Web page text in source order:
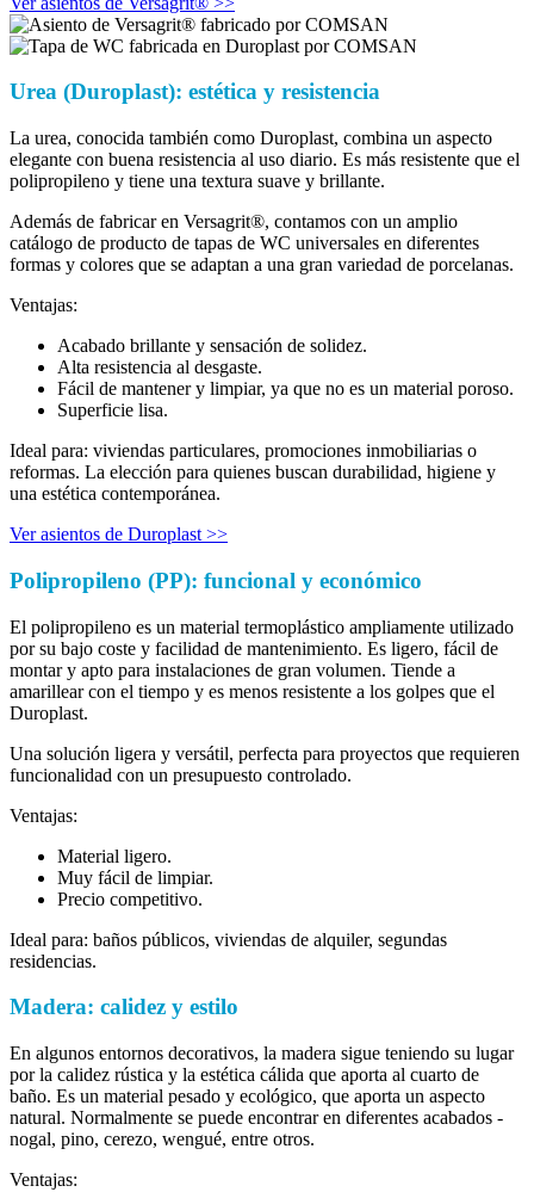
Urea (Duroplast): estética y resistencia
La urea, conocida también como Duroplast, combina un aspecto
elegante con buena resistencia al uso diario. Es más resistente que el
polipropileno y tiene una textura suave y brillante.
Además de fabricar en Versagrit®, contamos con un amplio
catálogo de producto de tapas de WC universales en diferentes
formas y colores que se adaptan a una gran variedad de porcelanas.
Ventajas:
Acabado brillante y sensación de solidez.
Alta resistencia al desgaste.
Fácil de mantener y limpiar, ya que no es un material poroso.
Superficie lisa.
Ideal para: viviendas particulares, promociones inmobiliarias o
reformas. La elección para quienes buscan durabilidad, higiene y
una estética contemporánea.
Ver asientos de Duroplast >>
Polipropileno (PP): funcional y económico
El polipropileno es un material termoplástico ampliamente utilizado
por su bajo coste y facilidad de mantenimiento. Es ligero, fácil de
montar y apto para instalaciones de gran volumen. Tiende a
amarillear con el tiempo y es menos resistente a los golpes que el
Duroplast.
Una solución ligera y versátil, perfecta para proyectos que requieren
funcionalidad con un presupuesto controlado.
Ventajas:
Material ligero.
Muy fácil de limpiar.
Precio competitivo.
Ideal para: baños públicos, viviendas de alquiler, segundas
residencias.
Madera: calidez y estilo
En algunos entornos decorativos, la madera sigue teniendo su lugar
por la calidez rústica y la estética cálida que aporta al cuarto de
baño. Es un material pesado y ecológico, que aporta un aspecto
natural. Normalmente se puede encontrar en diferentes acabados -
nogal, pino, cerezo, wengué, entre otros.
Ventajas: